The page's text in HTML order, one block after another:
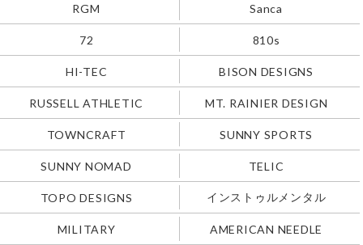
RGM Sanca
72 810s
HI-TEC BISON DESIGNS
RUSSELL ATHLETIC MT. RAINIER DESIGN
TOWNCRAFT SUNNY SPORTS
SUNNY NOMAD TELIC
TOPO DESIGNS インストゥルメンタル
MILITARY AMERICAN NEEDLE